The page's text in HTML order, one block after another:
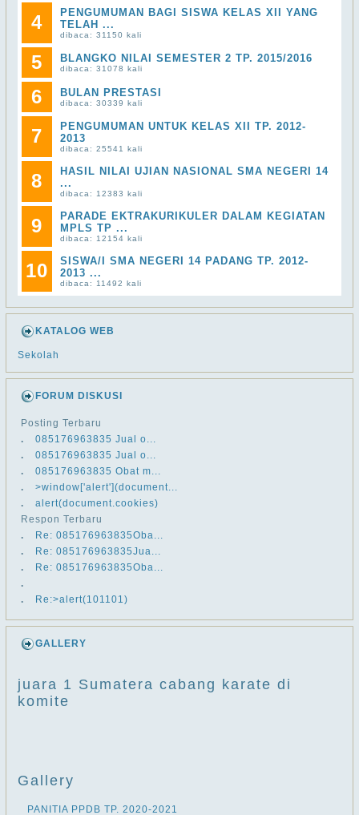
4
PENGUMUMAN BAGI SISWA KELAS XII YANG
TELAH ...
dibaca: 31150 kali
5 BLANGKO NILAI SEMESTER 2 TP. 2015/2016
dibaca: 31078 kali
6 BULAN PRESTASI
dibaca: 30339 kali
7
PENGUMUMAN UNTUK KELAS XII TP. 2012-
2013
dibaca: 25541 kali
8
HASIL NILAI UJIAN NASIONAL SMA NEGERI 14
...
dibaca: 12383 kali
9
PARADE EKTRAKURIKULER DALAM KEGIATAN
MPLS TP ...
dibaca: 12154 kali
10
SISWA/I SMA NEGERI 14 PADANG TP. 2012-
2013 ...
dibaca: 11492 kali
KATALOG WEB
Sekolah
FORUM DISKUSI
Posting Terbaru
.
​​085176963835 Jual o...
.
​​085176963835 Jual o...
.
​​085176963835 Obat m...
.
>window['alert'](document...
.
alert(document.cookies)
Respon Terbaru
.
Re: ​​085176963835Oba...
.
Re: ​​085176963835Jua...
.
Re: ​​085176963835Oba...
.
.
Re:>alert(101101)
GALLERY
juara 1 Sumatera cabang karate di
komite
Gallery
PANITIA PPDB TP. 2020-2021